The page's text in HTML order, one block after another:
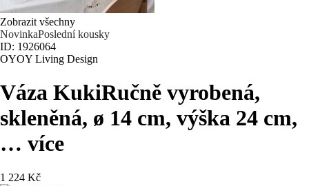
Zobrazit všechny
NovinkaPoslední kousky
ID: 1926064
OYOY Living Design
Váza KukiRučně vyrobená,
skleněná, ø 14 cm, výška 24 cm,
… více
1 224 Kč